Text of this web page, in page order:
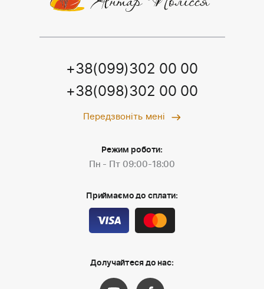
+38(099)302 00 00
+38(098)302 00 00
Передзвоніть мені
Режим роботи:
Пн - Пт 09:00-18:00
Приймаємо до сплати:
Долучайтеся до нас: